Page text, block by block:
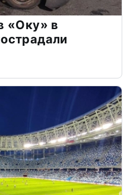
«Оку» в